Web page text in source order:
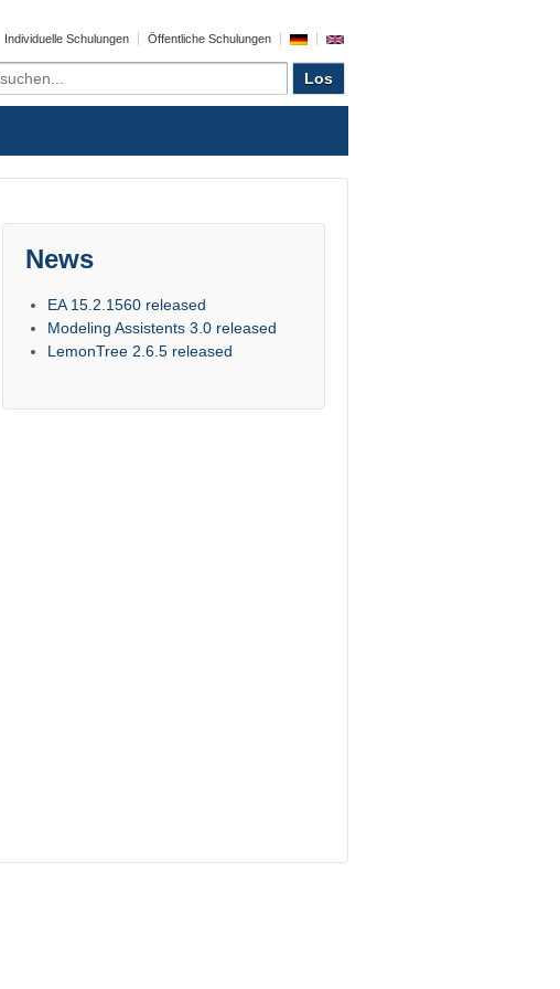
Individuelle Schulungen Öffentliche Schulungen
News
EA 15.2.1560 released
Modeling Assistents 3.0 released
LemonTree 2.6.5 released